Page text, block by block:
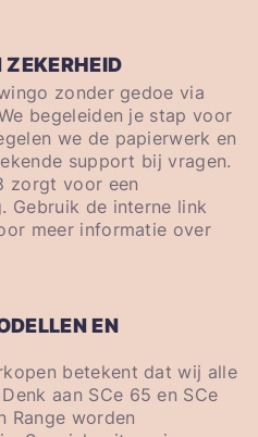
ZEKERHEID
zonder gedoe via
begeleiden je stap voor
we de papierwerk en
support bij vragen.
zorgt voor een
Gebruik de interne link
meer informatie over
EN
betekent dat wij alle
aan SCe 65 en SCe
Range worden